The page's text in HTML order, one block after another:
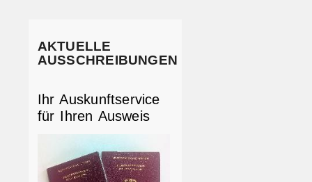
AKTUELLE
AUSSCHREIBUNGEN
Ihr Auskunftservice
für Ihren Ausweis